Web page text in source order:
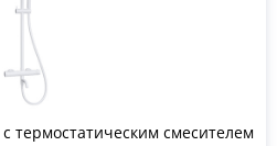
термостатическим смесителем